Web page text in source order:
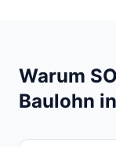
Warum
Baulohn in